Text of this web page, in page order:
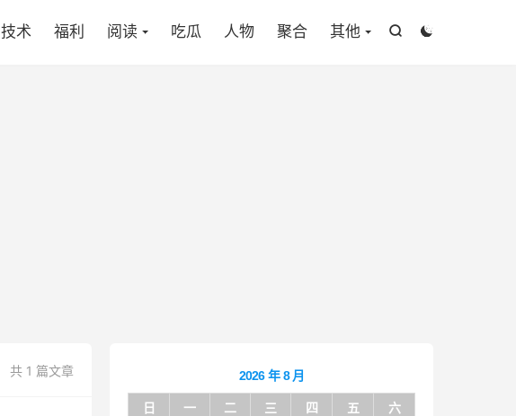


技术 福利 阅读 吃瓜 人物 聚合 其他
共 1 篇文章 2026 年 8 月
日 一 二 三 四 五
六